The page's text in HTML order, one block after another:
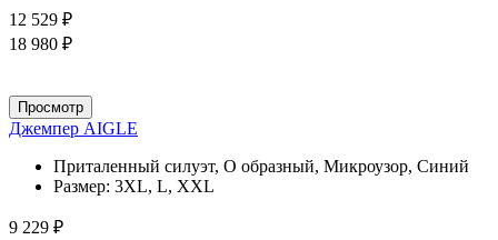
12 529 ₽
18 980 ₽
Просмотр
Джемпер AIGLE
Приталенный силуэт, О образный, Микроузор, Синий
Размер: 3XL, L, XXL
9 229 ₽